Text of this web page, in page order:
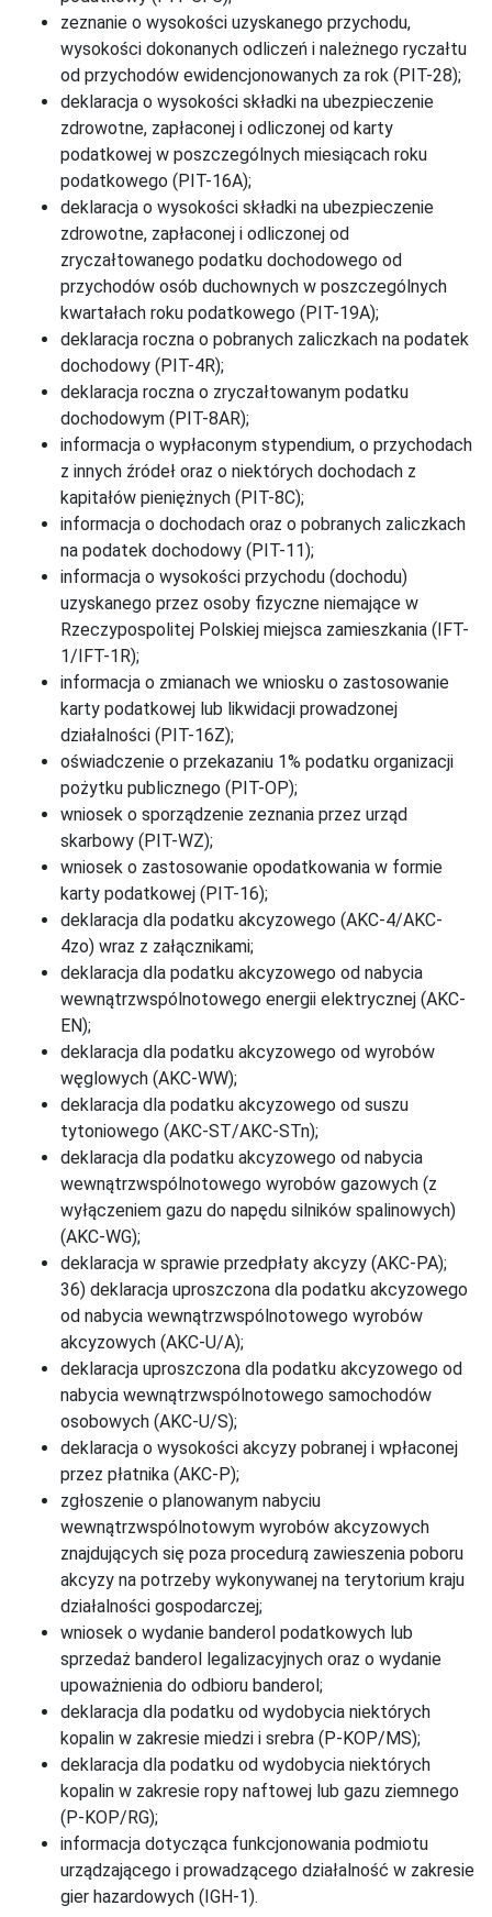
zeznanie o wysokości uzyskanego przychodu,
wysokości dokonanych odliczeń i należnego ryczałtu
od przychodów ewidencjonowanych za rok (PIT-28);
deklaracja o wysokości składki na ubezpieczenie
zdrowotne, zapłaconej i odliczonej od karty
podatkowej w poszczególnych miesiącach roku
podatkowego (PIT-16A);
deklaracja o wysokości składki na ubezpieczenie
zdrowotne, zapłaconej i odliczonej od
zryczałtowanego podatku dochodowego od
przychodów osób duchownych w poszczególnych
kwartałach roku podatkowego (PIT-19A);
deklaracja roczna o pobranych zaliczkach na podatek
dochodowy (PIT-4R);
deklaracja roczna o zryczałtowanym podatku
dochodowym (PIT-8AR);
informacja o wypłaconym stypendium, o przychodach
z innych źródeł oraz o niektórych dochodach z
kapitałów pieniężnych (PIT-8C);
informacja o dochodach oraz o pobranych zaliczkach
na podatek dochodowy (PIT-11);
informacja o wysokości przychodu (dochodu)
uzyskanego przez osoby fizyczne niemające w
Rzeczypospolitej Polskiej miejsca zamieszkania (IFT-
1/IFT-1R);
informacja o zmianach we wniosku o zastosowanie
karty podatkowej lub likwidacji prowadzonej
działalności (PIT-16Z);
oświadczenie o przekazaniu 1% podatku organizacji
pożytku publicznego (PIT-OP);
wniosek o sporządzenie zeznania przez urząd
skarbowy (PIT-WZ);
wniosek o zastosowanie opodatkowania w formie
karty podatkowej (PIT-16);
deklaracja dla podatku akcyzowego (AKC-4/AKC-
4zo) wraz z załącznikami;
deklaracja dla podatku akcyzowego od nabycia
wewnątrzwspólnotowego energii elektrycznej (AKC-
EN);
deklaracja dla podatku akcyzowego od wyrobów
węglowych (AKC-WW);
deklaracja dla podatku akcyzowego od suszu
tytoniowego (AKC-ST/AKC-STn);
deklaracja dla podatku akcyzowego od nabycia
wewnątrzwspólnotowego wyrobów gazowych (z
wyłączeniem gazu do napędu silników spalinowych)
(AKC-WG);
deklaracja w sprawie przedpłaty akcyzy (AKC-PA);
36) deklaracja uproszczona dla podatku akcyzowego
od nabycia wewnątrzwspólnotowego wyrobów
akcyzowych (AKC-U/A);
deklaracja uproszczona dla podatku akcyzowego od
nabycia wewnątrzwspólnotowego samochodów
osobowych (AKC-U/S);
deklaracja o wysokości akcyzy pobranej i wpłaconej
przez płatnika (AKC-P);
zgłoszenie o planowanym nabyciu
wewnątrzwspólnotowym wyrobów akcyzowych
znajdujących się poza procedurą zawieszenia poboru
akcyzy na potrzeby wykonywanej na terytorium kraju
działalności gospodarczej;
wniosek o wydanie banderol podatkowych lub
sprzedaż banderol legalizacyjnych oraz o wydanie
upoważnienia do odbioru banderol;
deklaracja dla podatku od wydobycia niektórych
kopalin w zakresie miedzi i srebra (P-KOP/MS);
deklaracja dla podatku od wydobycia niektórych
kopalin w zakresie ropy naftowej lub gazu ziemnego
(P-KOP/RG);
informacja dotycząca funkcjonowania podmiotu
urządzającego i prowadzącego działalność w zakresie
gier hazardowych (IGH-1).